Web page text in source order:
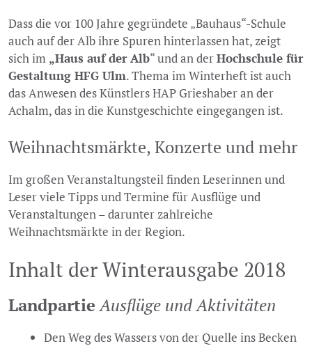
Dass die vor 100 Jahre gegründete „Bauhaus“-Schule
auch auf der Alb ihre Spuren hinterlassen hat, zeigt
sich im „Haus auf der Alb“ und an derHochschule für
Gestaltung HFG Ulm. Thema im Winterheft ist auch
das Anwesen des Künstlers HAP Grieshaber an der
Achalm, das in die Kunstgeschichte eingegangen ist.
Weihnachtsmärkte, Konzerte und mehr
Im großen Veranstaltungsteil finden Leserinnen und
Leser viele Tipps und Termine für Ausflüge und
Veranstaltungen – darunter zahlreiche
Weihnachtsmärkte in der Region.
Inhalt der Winterausgabe 2018
Landpartie Ausflüge und Aktivitäten
Den Weg des Wassers von der Quelle ins Becken